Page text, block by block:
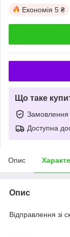
Економія 5 ₴
Що таке
Замовлення
Доступна
Опис
Опис
Відправлення зі